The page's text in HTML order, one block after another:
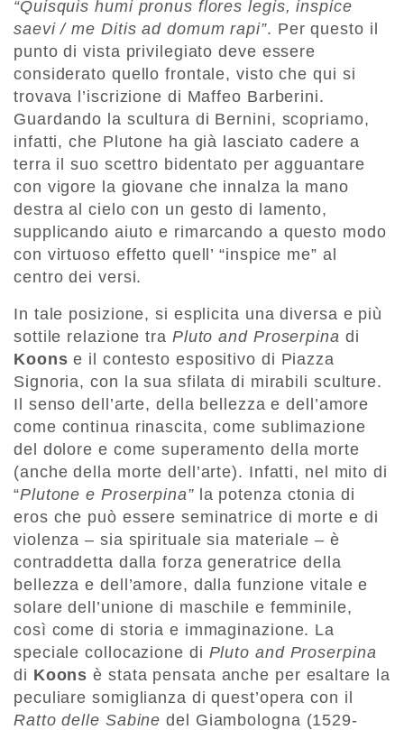
“Quisquis humi pronus flores legis, inspice
saevi / me Ditis ad domum rapi”. Per questo il
punto di vista privilegiato deve essere
considerato quello frontale, visto che qui si
trovava l’iscrizione di Maffeo Barberini.
Guardando la scultura di Bernini, scopriamo,
infatti, che Plutone ha già lasciato cadere a
terra il suo scettro bidentato per agguantare
con vigore la giovane che innalza la mano
destra al cielo con un gesto di lamento,
supplicando aiuto e rimarcando a questo modo
con virtuoso effetto quell’ “inspice me” al
centro dei versi.
In tale posizione, si esplicita una diversa e più
sottile relazione tra Pluto and Proserpina di
Koons e il contesto espositivo di Piazza
Signoria, con la sua sfilata di mirabili sculture.
Il senso dell’arte, della bellezza e dell’amore
come continua rinascita, come sublimazione
del dolore e come superamento della morte
(anche della morte dell’arte). Infatti, nel mito di
“Plutone e Proserpina”la potenza ctonia di
eros che può essere seminatrice di morte e di
violenza – sia spirituale sia materiale – è
contraddetta dalla forza generatrice della
bellezza e dell’amore, dalla funzione vitale e
solare dell’unione di maschile e femminile,
così come di storia e immaginazione. La
speciale collocazione di Pluto and Proserpina
di Koons è stata pensata anche per esaltare la
peculiare somiglianza di quest’opera con il
Ratto delle Sabine del Giambologna (1529-